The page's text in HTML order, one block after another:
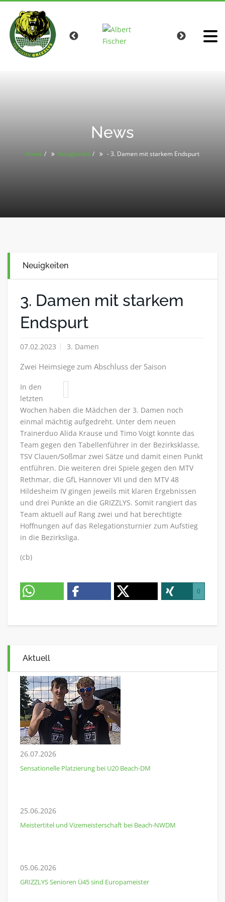
News
Home / Neuigkeiten/ - 3. Damen mit starkem Endspurt
Neuigkeiten
3. Damen mit starkem
Endspurt
07.02.2023 3. Damen
Zwei Heimsiege zum Abschluss der Saison
In den
letzten
Wochen haben die Mädchen der 3. Damen noch
einmal mächtig aufgedreht. Unter dem neuen
Trainerduo Alida Krause und Timo Voigt konnte das
Team gegen den Tabellenführer in der Bezirksklasse,
TSV Clauen/Soßmar zwei Sätze und damit einen Punkt
entführen. Die weiteren drei Spiele gegen den MTV
Rethmar, die GfL Hannover VII und den MTV 48
Hildesheim IV gingen jeweils mit klaren Ergebnissen
und drei Punkte an die GRIZZLYS. Somit rangiert das
Team aktuell auf Rang zwei und hat berechtigte
Hoffnungen auf das Relegationsturnier zum Aufstieg
in die Bezirksliga.
(cb)
0
Aktuell
26.07.2026
Sensationelle Platzierung bei U20 Beach-DM
25.06.2026
Meistertitel und Vizemeisterschaft bei Beach-NWDM
05.06.2026
GRIZZLYS Senioren Ü45 sind Europameister